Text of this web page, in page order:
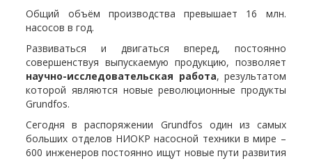
Общий объём производства превышает 16 млн.
насосов в год.
Развиваться и двигаться вперед, постоянно
совершенствуя выпускаемую продукцию, позволяет
научно-исследовательская работа, результатом
которой являются новые революционные продукты
Grundfos.
Сегодня в распоряжении Grundfos один из самых
больших отделов НИОКР насосной техники в мире –
600 инженеров постоянно ищут новые пути развития